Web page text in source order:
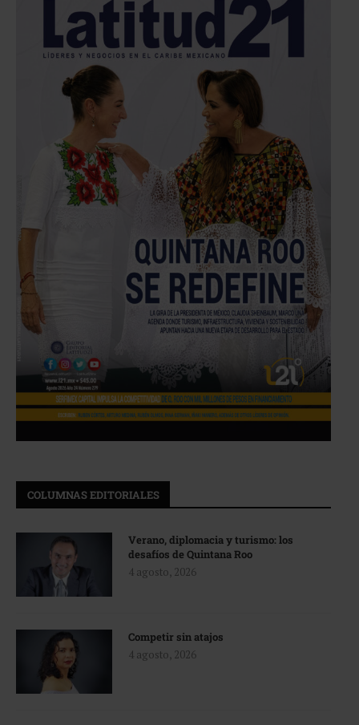
COLUMNAS EDITORIALES
Verano, diplomacia y turismo: los
desafíos de Quintana Roo
4 agosto, 2026
Competir sin atajos
4 agosto, 2026